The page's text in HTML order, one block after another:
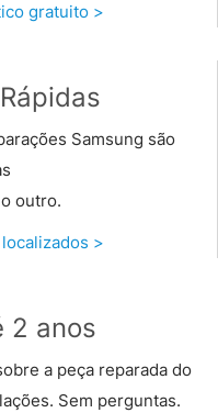
gratuito >
Samsung são
outro.
>
2 anos
a peça reparada do
Sem perguntas.